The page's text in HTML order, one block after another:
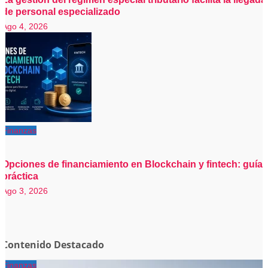
de personal especializado
Ago 4, 2026
Finanzas
Opciones de financiamiento en Blockchain y fintech: guía
práctica
Ago 3, 2026
Contenido Destacado
Finanzas